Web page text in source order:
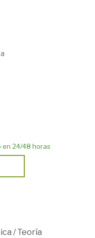
en 24/48 horas
/Teoría